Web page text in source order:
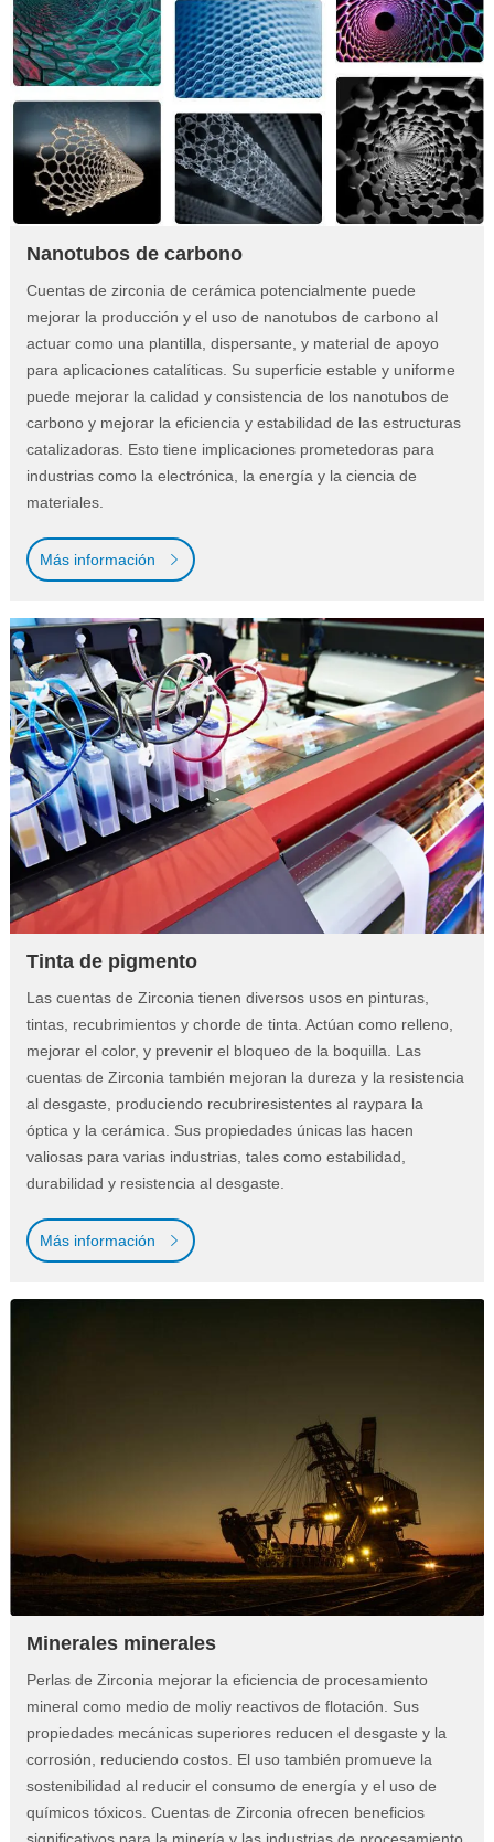
Nanotubos de carbono
Cuentas de zirconia de cerámica potencialmente puede
mejorar la producción y el uso de nanotubos de carbono al
actuar como una plantilla, dispersante, y material de apoyo
para aplicaciones catalíticas. Su superficie estable y uniforme
puede mejorar la calidad y consistencia de los nanotubos de
carbono y mejorar la eficiencia y estabilidad de las estructuras
catalizadoras. Esto tiene implicaciones prometedoras para
industrias como la electrónica, la energía y la ciencia de
materiales.
Más información
Tinta de pigmento
Las cuentas de Zirconia tienen diversos usos en pinturas,
tintas, recubrimientos y chorde de tinta. Actúan como relleno,
mejorar el color, y prevenir el bloqueo de la boquilla. Las
cuentas de Zirconia también mejoran la dureza y la resistencia
al desgaste, produciendo recubriresistentes al raypara la
óptica y la cerámica. Sus propiedades únicas las hacen
valiosas para varias industrias, tales como estabilidad,
durabilidad y resistencia al desgaste.
Más información
Minerales minerales
Perlas de Zirconia mejorar la eficiencia de procesamiento
mineral como medio de moliy reactivos de flotación. Sus
propiedades mecánicas superiores reducen el desgaste y la
corrosión, reduciendo costos. El uso también promueve la
sostenibilidad al reducir el consumo de energía y el uso de
químicos tóxicos. Cuentas de Zirconia ofrecen beneficios